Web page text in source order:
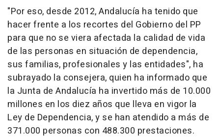
"Por eso, desde 2012, Andalucía ha tenido que
hacer frente a los recortes del Gobierno del PP
para que no se viera afectada la calidad de vida
de las personas en situación de dependencia,
sus familias, profesionales y las entidades", ha
subrayado la consejera, quien ha informado que
la Junta de Andalucía ha invertido más de 10.000
millones en los diez años que lleva en vigor la
Ley de Dependencia, y se han atendido a más de
371.000 personas con 488.300 prestaciones.